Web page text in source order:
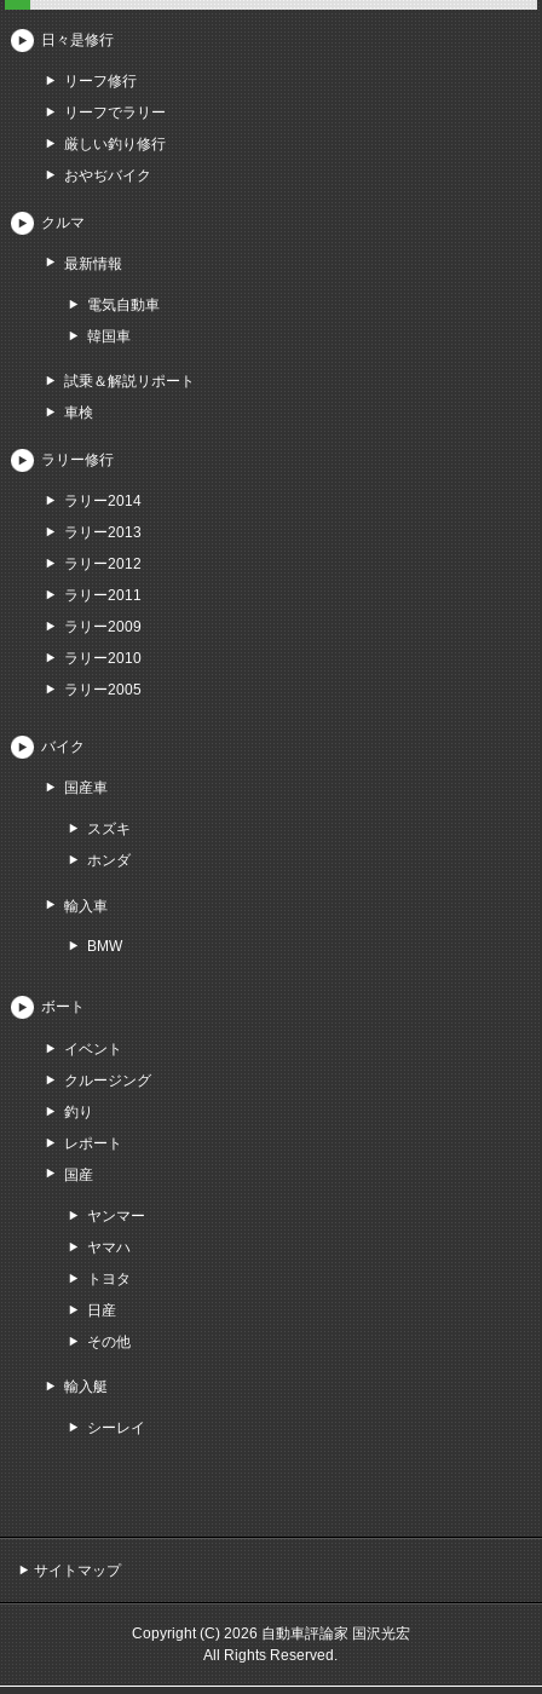
日々是修行
リーフ修行
リーフでラリー
厳しい釣り修行
おやぢバイク
クルマ
最新情報
電気自動車
韓国車
試乗＆解説リポート
車検
ラリー修行
ラリー2014
ラリー2013
ラリー2012
ラリー2011
ラリー2009
ラリー2010
ラリー2005
バイク
国産車
スズキ
ホンダ
輸入車
BMW
ボート
イベント
クルージング
釣り
レポート
国産
ヤンマー
ヤマハ
トヨタ
日産
その他
輸入艇
シーレイ
サイトマップ
Copyright (C) 2026 自動車評論家 国沢光宏
All Rights Reserved.